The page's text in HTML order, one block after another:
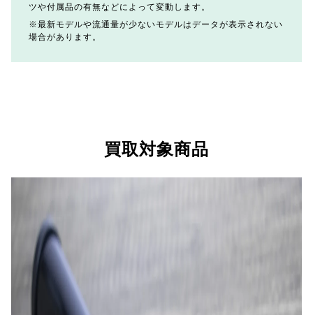
ツや付属品の有無などによって変動します。
最新モデルや流通量が少ないモデルはデータが表示されない
場合があります。
買取対象商品